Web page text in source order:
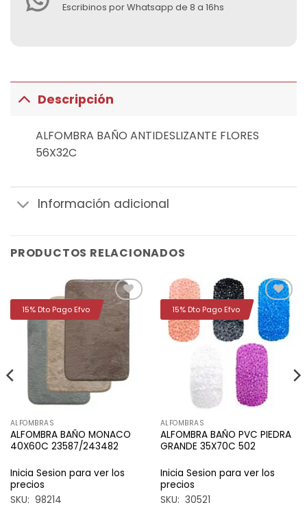
Escribinos por Whatsapp de 8 a 16hs
Descripción
ALFOMBRA BAÑO ANTIDESLIZANTE FLORES
56X32C
Información adicional
PRODUCTOS RELACIONADOS
Añadir
a la
lista de
ALFOMBRAS
ALFOMBRA BAÑO MONACO
40X60C 23587/243482
Inicia Sesion para ver los
precios
SKU: 98214
15% Dto Pago Efvo
Añadir
a la
lista de
deseos
ALFOMBRAS
ALFOMBRA BAÑO PVC PIEDRA
GRANDE 35X70C 502
Inicia Sesion para ver los
precios
SKU: 30521
15% Dto Pago Efvo